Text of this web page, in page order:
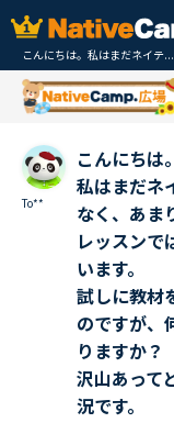
こんにちは。私はまだネイテ...
To**
こんにちは。
私はまだネ
なく、あま
レッスンで
います。
試しに教材
のですが、
りますか？
沢山あって
況です。